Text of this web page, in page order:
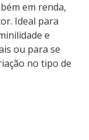
em renda,
Ideal para
e
ou para se
no tipo de